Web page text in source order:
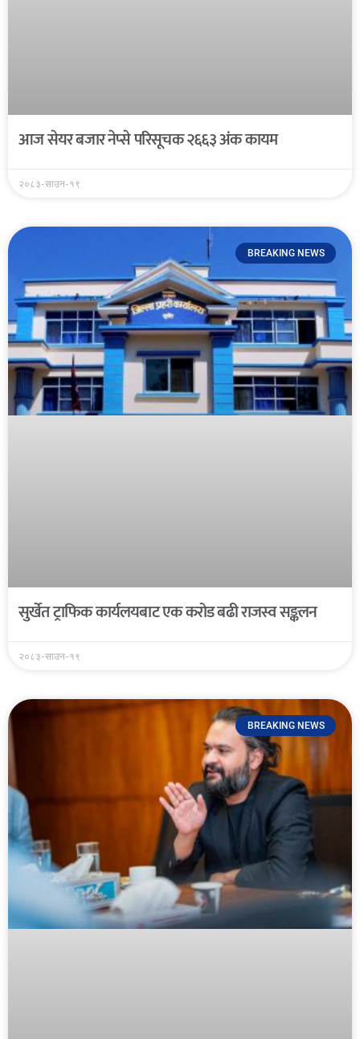
आज सेयर बजार नेप्से परिसूचक २६६३ अंक कायम
२०८३-साउन-१९
BREAKING NEWS
सुर्खेत ट्राफिक कार्यलयबाट एक करोड बढी राजस्व सङ्कलन
२०८३-साउन-१९
BREAKING NEWS